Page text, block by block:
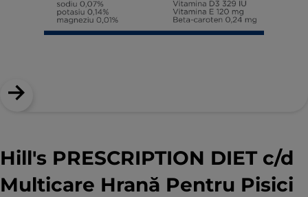
Hill's PRESCRIPTION DIET c/d
Multicare Hrană Pentru Pisici